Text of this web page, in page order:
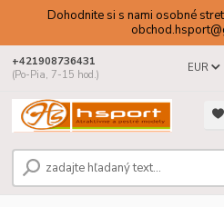
Dohodnite si s nami osobné
EUR
+421908736431
(Po-Pia, 7-15 hod.)